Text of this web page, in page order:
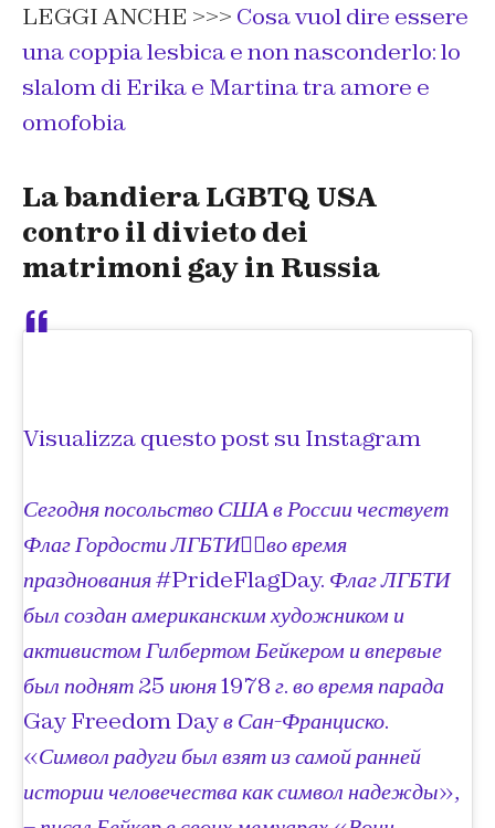
LEGGI ANCHE >>> Cosa vuol dire essere
una coppia lesbica e non nasconderlo: lo
slalom di Erika e Martina tra amore e
omofobia
La bandiera LGBTQ USA
contro il divieto dei
matrimoni gay in Russia
Visualizza questo post su Instagram
Сегодня посольство США в России чествует
Флаг Гордости ЛГБТИ🏳️‍🌈во время
празднования #PrideFlagDay. Флаг ЛГБТИ
был создан американским художником и
активистом Гилбертом Бейкером и впервые
был поднят 25 июня 1978 г. во время парада
Gay Freedom Day в Сан-Франциско.
«Символ радуги был взят из самой ранней
истории человечества как символ надежды»,